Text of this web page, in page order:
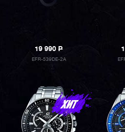
19 990P
EFR-539DE-2A